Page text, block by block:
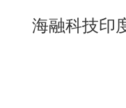
海融科技印